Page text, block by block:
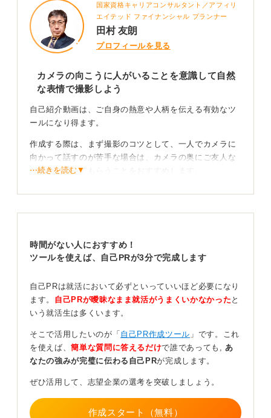
国家資格キャリアコンサルタント／アフィリ
エイテッド ファイナンシャル プランナー
田村 友朗
プロフィールを見る
カメラの向こうに人がいることを意識して自然
な表情で撮影しよう
自己紹介動画は、ご自身の熱意や人柄を伝える有効なツ
ールになり得ます。
作成する際は、まず撮影のコツとして、一人でカメラに
向かって話すのが苦手な場合は、カメラの奥にご友人な
ど誰かに座ってもらうことをおすすめします。
動画の構成としては、長々と話すのではなく、1〜2 分程
所属や名前といった経歴は淡々と伝え、過去の経験やご
自身が最も大切にしていることなど、一番伝えたい部分
エンターテインメントのような要素は封印し、誠実な姿
勢で臨むことが求められます。
0
⋯続きを読む▼
時間がない人におすすめ！
ツールを使えば、自己PRが3分で完成します
自己PRは就活において必ずといっていいほど必要になり
ます。 自己PRが曖昧なまま就活がうまくいかなかった と
いう就活生は多くいます。
そこで活用したいのが「 自己PR作成ツール 」です。これ
を使えば、簡単な質問に答えるだけで誰であっても, あ
なたの強みが完璧に伝わる自己PRが完成します。
ぜひ活用して、志望企業の選考を突破しましょう。
作成スタート（無料）